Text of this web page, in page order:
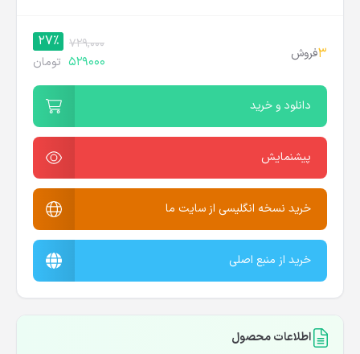
3فروش
729,000
27%
529000 تومان
دانلود و خرید
پیشنمایش
خرید نسخه انگلیسی از سایت ما
خرید از منبع اصلی
اطلاعات محصول